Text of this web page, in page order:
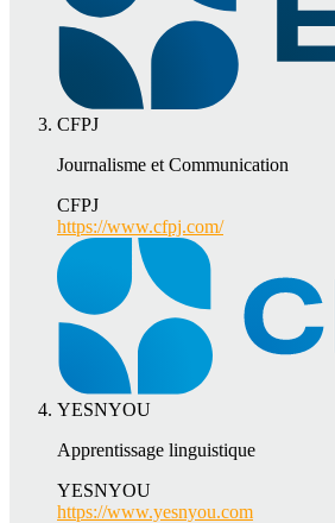
CFPJ
Journalisme et Communication
CFPJ
https://www.cfpj.com/
YESNYOU
Apprentissage linguistique
YESNYOU
https://www.yesnyou.com